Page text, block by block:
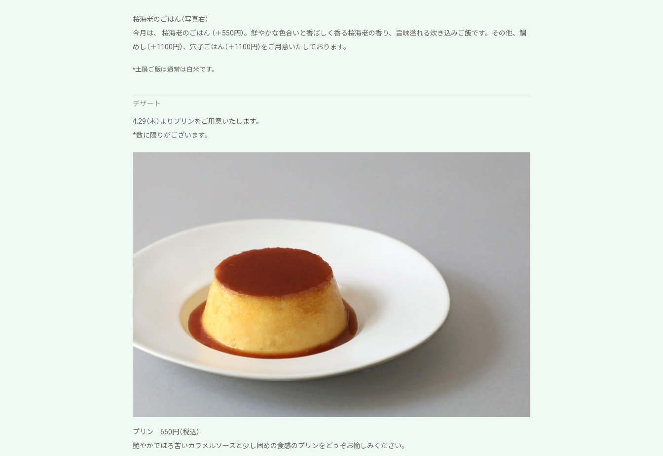
桜海老のごはん（写真右）
今月は、 桜海老のごはん （＋550円）。鮮やかな色合いと香ばしく香る桜海老の香り、旨味溢れる炊き込みご飯です。その他、鯛
めし（＋1100円）、穴子ごはん（＋1100円）をご用意いたしております。
*土鍋ご飯は通常は白米です。
デザート
4.29（木）よりプリンをご用意いたします。
*数に限りがございます。
プリン 660円（税込）
艶やかでほろ苦いカラメルソースと少し固めの食感のプリンをどうぞお愉しみください。